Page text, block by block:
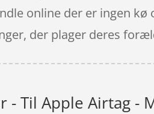
online der er ingen
der plager deres
- Til Apple Airtag